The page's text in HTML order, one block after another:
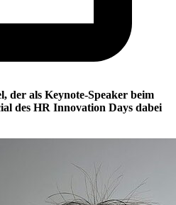
der als Keynote-Speaker beim
des HR Innovation Days dabei